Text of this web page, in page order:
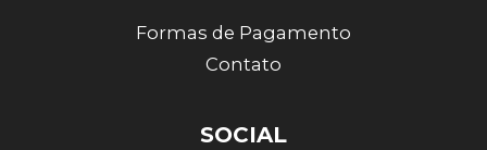
Formas de Pagamento
Contato
SOCIAL